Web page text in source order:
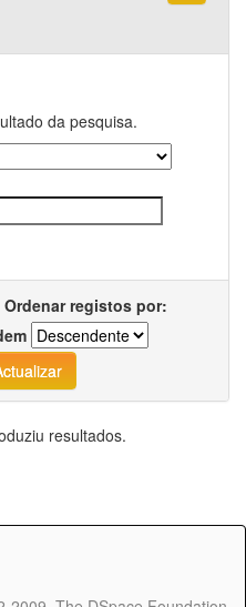
da pesquisa.
Ordenar registos por:
resultados.